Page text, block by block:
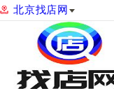
北京找店网